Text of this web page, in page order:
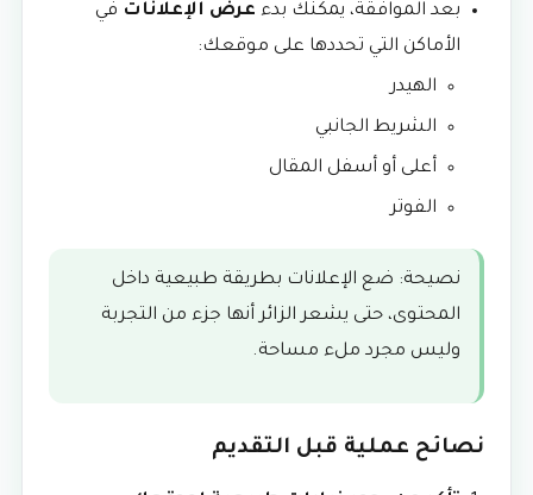
بعد الموافقة، يمكنك بدء عرض الإعلانات في
الأماكن التي تحددها على موقعك:
الهيدر
الشريط الجانبي
أعلى أو أسفل المقال
الفوتر
نصيحة: ضع الإعلانات بطريقة طبيعية داخل
المحتوى، حتى يشعر الزائر أنها جزء من التجربة
وليس مجرد ملء مساحة.
نصائح عملية قبل التقديم